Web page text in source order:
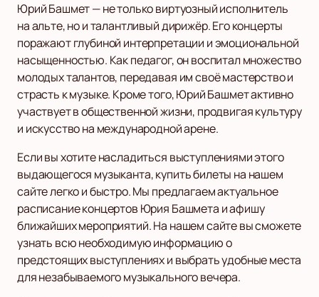
Юрий Башмет — не только виртуозный исполнитель
на альте, но и талантливый дирижёр. Его концерты
поражают глубиной интерпретации и эмоциональной
насыщенностью. Как педагог, он воспитал множество
молодых талантов, передавая им своё мастерство и
страсть к музыке. Кроме того, Юрий Башмет активно
участвует в общественной жизни, продвигая культуру
и искусство на международной арене.
Если вы хотите насладиться выступлениями этого
выдающегося музыканта, купить билеты на нашем
сайте легко и быстро. Мы предлагаем актуальное
расписание концертов Юрия Башмета и афишу
ближайших мероприятий. На нашем сайте вы сможете
узнать всю необходимую информацию о
предстоящих выступлениях и выбрать удобные места
для незабываемого музыкального вечера.